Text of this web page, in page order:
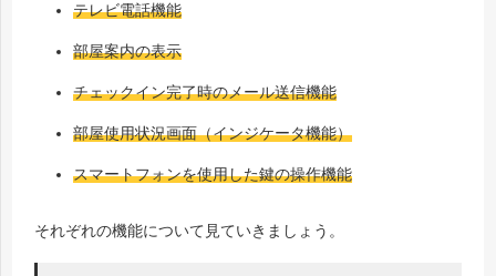
テレビ電話機能
部屋案内の表示
チェックイン完了時のメール送信機能
部屋使用状況画面（インジケータ機能）
スマートフォンを使用した鍵の操作機能
それぞれの機能について見ていきましょう。